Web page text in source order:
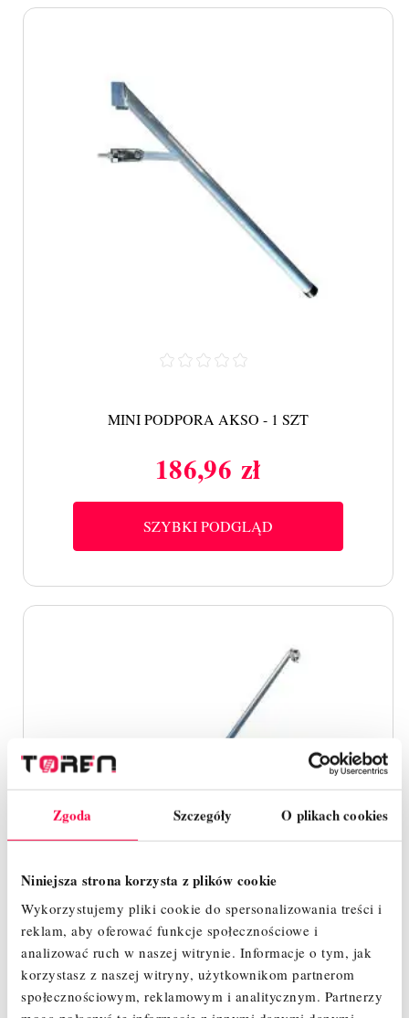
Zgoda Szczegóły O plikach cookies
Niniejsza strona korzysta z plików cookie
Wykorzystujemy pliki cookie do spersonalizowania treści i
reklam, aby oferować funkcje społecznościowe i
analizować ruch w naszej witrynie. Informacje o tym, jak
korzystasz z naszej witryny, użytkownikom partnerom
społecznościowym, reklamowym i analitycznym. Partnerzy
MINI PODPORA AKSO - 1 SZT
Cena
186,96 zł
SZYBKI PODGLĄD